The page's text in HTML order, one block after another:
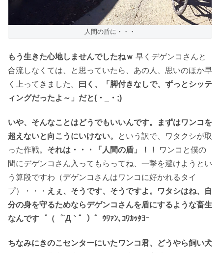
人間の盾に・・・
もう生きた心地しませんでしたねｗ 早くデゲンコさんと
合流しなくては、と思っていたら、あの人、思いのほか早
く上ってきました。
曰く、「脚付きなしで、ずっとシッテ
ィングだったよ～」だと(・_・;)
いや、そんなことはどうでもいいんです。まずはワンコを
超えないと向こうにいけない。
という訳で、ワタクシが取
った作戦。 それは・・・「人間の盾」！！
ワンコと僕の
間にデゲンコさん入ってもらってね、一撃を避けようとい
う算段ですわ（デゲンコさんはワンコに好かれるタイ
プ）・・・ えぇ、そうです、そうですよ。ワタシはね、自
分の身を守るためならデゲンコさんを盾にするような畜生
なんです゜（゜´Д｀゜）゜ｳﾜｧﾝ､ｺﾜｶｯﾀﾖｰ
ちなみにきのこセンターにいたワンコ君、どうやら飼い犬